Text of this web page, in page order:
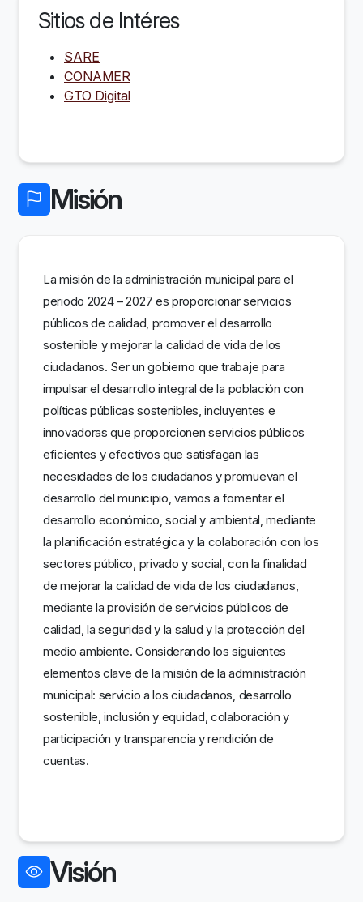
Sitios de Intéres
SARE
CONAMER
GTO Digital
Misión
La misión de la administración municipal para el
periodo 2024 – 2027 es proporcionar servicios
públicos de calidad, promover el desarrollo
sostenible y mejorar la calidad de vida de los
ciudadanos. Ser un gobierno que trabaje para
impulsar el desarrollo integral de la población con
políticas públicas sostenibles, incluyentes e
innovadoras que proporcionen servicios públicos
eficientes y efectivos que satisfagan las
necesidades de los ciudadanos y promuevan el
desarrollo del municipio, vamos a fomentar el
desarrollo económico, social y ambiental, mediante
la planificación estratégica y la colaboración con los
sectores público, privado y social, con la finalidad
de mejorar la calidad de vida de los ciudadanos,
mediante la provisión de servicios públicos de
calidad, la seguridad y la salud y la protección del
medio ambiente. Considerando los siguientes
elementos clave de la misión de la administración
municipal: servicio a los ciudadanos, desarrollo
sostenible, inclusión y equidad, colaboración y
participación y transparencia y rendición de
cuentas.
Visión